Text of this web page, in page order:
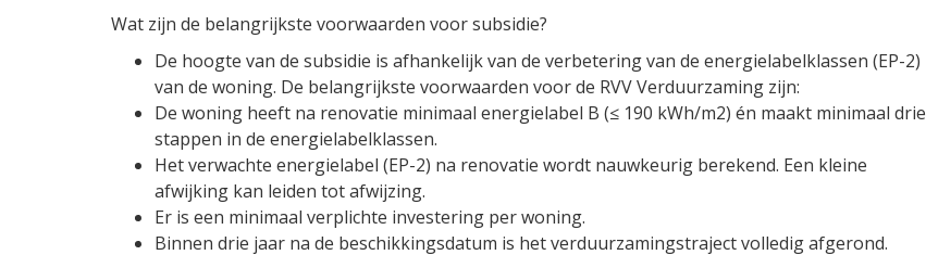
Wat zijn de belangrijkste voorwaarden voor subsidie?
De hoogte van de subsidie is afhankelijk van de verbetering van de energielabelklassen (EP-2)
van de woning. De belangrijkste voorwaarden voor de RVV Verduurzaming zijn:
De woning heeft na renovatie minimaal energielabel B (≤ 190 kWh/m2) én maakt minimaal drie
stappen in de energielabelklassen.
Het verwachte energielabel (EP-2) na renovatie wordt nauwkeurig berekend. Een kleine
afwijking kan leiden tot afwijzing.
Er is een minimaal verplichte investering per woning.
Binnen drie jaar na de beschikkingsdatum is het verduurzamingstraject volledig afgerond.